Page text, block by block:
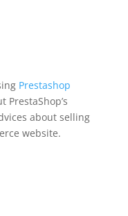
Prestashop
PrestaShop’s
about selling
website.